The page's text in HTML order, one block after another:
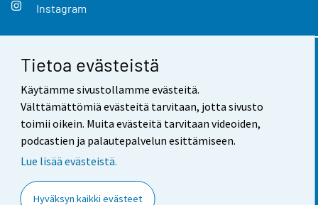
Tietoa evästeistä
Käytämme sivustollamme evästeitä.
Välttämättömiä evästeitä tarvitaan, jotta sivusto
toimii oikein. Muita evästeitä tarvitaan videoiden,
podcastien ja palautepalvelun esittämiseen.
Lue lisää evästeistä.
Hyväksyn kaikki evästeet
Instagram
Yhteystiedot
Palaute
Käyttöehdot
Saavutettavuus